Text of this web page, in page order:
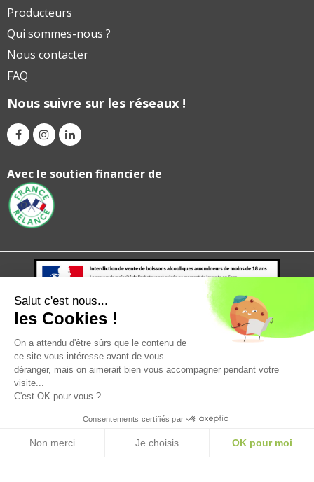
Producteurs
Qui sommes-nous ?
Nous contacter
FAQ
Nous suivre sur les réseaux !
Avec le soutien financier de
Mentions légales politique de confidentialité CGV CGU
Salut c'est nous...
les Cookies !
On a attendu d'être sûrs que le contenu de
ce site vous intéresse avant de vous
déranger, mais on aimerait bien vous accompagner pendant votre
visite...
C'est OK pour vous ?
Consentements certifiés par
Non merci Je choisis OK pour moi